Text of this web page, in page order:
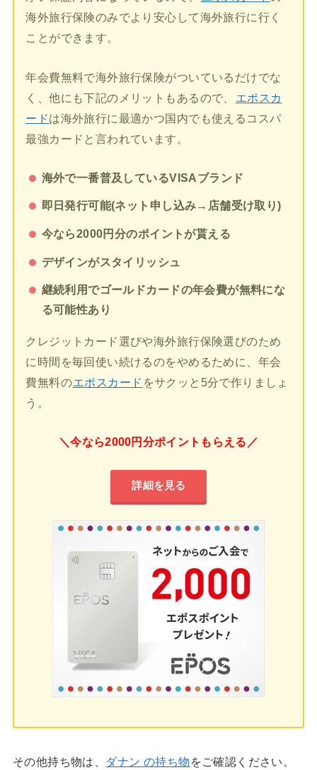
海外旅行保険のみでより安心して海外旅行に行く
ことができます。
年会費無料で海外旅行保険がついているだけでな
く、他にも下記のメリットもあるので、
エポスカ
ードは海外旅行に最適かつ国内でも使えるコスパ
最強カードと言われています。
海外で一番普及しているVISAブランド
即日発行可能(ネット申し込み→店舗受け取り)
今なら2000円分のポイントが貰える
デザインがスタイリッシュ
継続利用でゴールドカードの年会費が無料にな
る可能性あり
クレジットカード選びや海外旅行保険選びのため
に時間を毎回使い続けるのをやめるために、年会
費無料のエポスカード をサクッと5分で作りましょ
う。
＼今なら2000円分ポイントもらえる／
詳細を見る
その他持ち物は、 ダナン の持ち物 をご確認ください。